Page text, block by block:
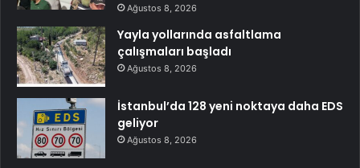
Ağustos 8, 2026
Yayla yollarında asfaltlama
çalışmaları başladı
Ağustos 8, 2026
İstanbul’da 128 yeni noktaya daha EDS
geliyor
Ağustos 8, 2026